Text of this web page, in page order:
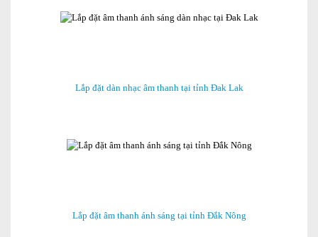
Lắp đặt dàn nhạc âm thanh tại tỉnh Đak Lak
Lắp đặt âm thanh ánh sáng tại tỉnh Đắk Nông